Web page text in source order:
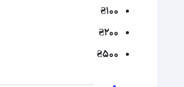
₴100
₴200
₴500